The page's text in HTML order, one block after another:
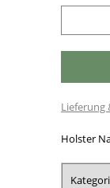
Lieferung
Holster